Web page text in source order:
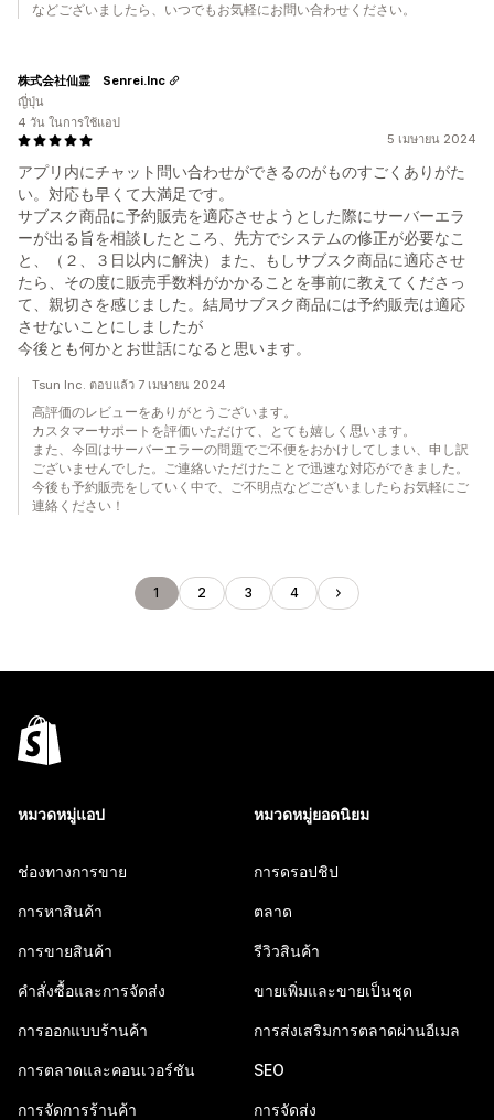
などございましたら、いつでもお気軽にお問い合わせください。
5 เมษายน 2024
アプリ内にチャット問い合わせができるのがものすごくありがた
い。対応も早くて大満足です。
サブスク商品に予約販売を適応させようとした際にサーバーエラ
ーが出る旨を相談したところ、先方でシステムの修正が必要なこ
と、（２、３日以内に解決）また、もしサブスク商品に適応させ
たら、その度に販売手数料がかかることを事前に教えてくださっ
て、親切さを感じました。結局サブスク商品には予約販売は適応
させないことにしましたが
今後とも何かとお世話になると思います。
株式会社仙霊 Senrei.Inc
ญี่ปุ่น
4 วัน ในการใช้แอป
Tsun Inc. ตอบแล้ว 7 เมษายน 2024
高評価のレビューをありがとうございます。
カスタマーサポートを評価いただけて、とても嬉しく思います。
また、今回はサーバーエラーの問題でご不便をおかけしてしまい、申し訳
ございませんでした。ご連絡いただけたことで迅速な対応ができました。
今後も予約販売をしていく中で、ご不明点などございましたらお気軽にご
連絡ください！
1 2 3 4
หมวดหมู่แอป
ช่องทางการขาย
การหาสินค้า
การขายสินค้า
คำสั่งซื้อและการจัดส่ง
การออกแบบร้านค้า
การตลาดและคอนเวอร์ชัน
การจัดการร้านค้า
หมวดหมู่ยอดนิยม
การดรอปชิป
ตลาด
รีวิวสินค้า
ขายเพิ่มและขายเป็นชุด
การส่งเสริมการตลาดผ่านอีเมล
SEO
การจัดส่ง